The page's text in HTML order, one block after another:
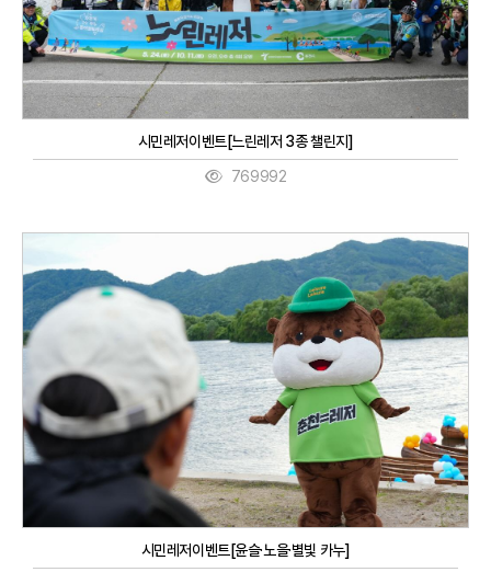
시민레저이벤트[느린레저 3종 챌린지]
769992
시민레저이벤트[윤슬·노을·별빛 카누]